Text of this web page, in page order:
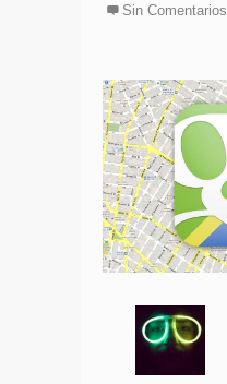
Sin Comentarios